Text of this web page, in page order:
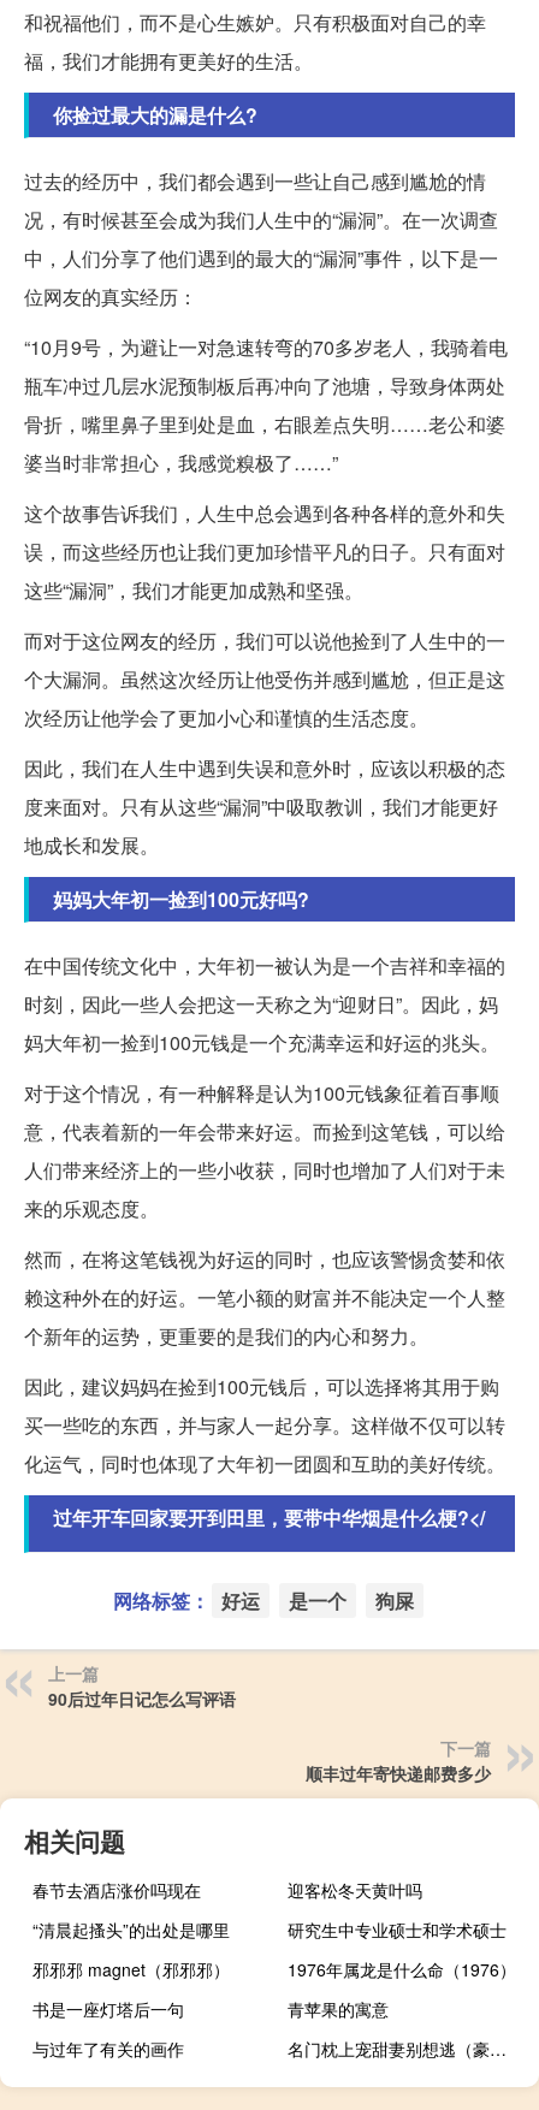
和祝福他们，而不是心生嫉妒。只有积极面对自己的幸
福，我们才能拥有更美好的生活。
你捡过最大的漏是什么?
过去的经历中，我们都会遇到一些让自己感到尴尬的情
况，有时候甚至会成为我们人生中的“漏洞”。在一次调查
中，人们分享了他们遇到的最大的“漏洞”事件，以下是一
位网友的真实经历：
“10月9号，为避让一对急速转弯的70多岁老人，我骑着电
瓶车冲过几层水泥预制板后再冲向了池塘，导致身体两处
骨折，嘴里鼻子里到处是血，右眼差点失明……老公和婆
婆当时非常担心，我感觉糗极了……”
这个故事告诉我们，人生中总会遇到各种各样的意外和失
误，而这些经历也让我们更加珍惜平凡的日子。只有面对
这些“漏洞”，我们才能更加成熟和坚强。
而对于这位网友的经历，我们可以说他捡到了人生中的一
个大漏洞。虽然这次经历让他受伤并感到尴尬，但正是这
次经历让他学会了更加小心和谨慎的生活态度。
因此，我们在人生中遇到失误和意外时，应该以积极的态
度来面对。只有从这些“漏洞”中吸取教训，我们才能更好
地成长和发展。
妈妈大年初一捡到100元好吗?
在中国传统文化中，大年初一被认为是一个吉祥和幸福的
时刻，因此一些人会把这一天称之为“迎财日”。因此，妈
妈大年初一捡到100元钱是一个充满幸运和好运的兆头。
对于这个情况，有一种解释是认为100元钱象征着百事顺
意，代表着新的一年会带来好运。而捡到这笔钱，可以给
人们带来经济上的一些小收获，同时也增加了人们对于未
来的乐观态度。
然而，在将这笔钱视为好运的同时，也应该警惕贪婪和依
赖这种外在的好运。一笔小额的财富并不能决定一个人整
个新年的运势，更重要的是我们的内心和努力。
因此，建议妈妈在捡到100元钱后，可以选择将其用于购
买一些吃的东西，并与家人一起分享。这样做不仅可以转
化运气，同时也体现了大年初一团圆和互助的美好传统。
过年开车回家要开到田里，要带中华烟是什么梗?</
网络标签： 好运 是一个 狗屎
上一篇
90后过年日记怎么写评语
下一篇
顺丰过年寄快递邮费多少
相关问题
春节去酒店涨价吗现在
迎客松冬天黄叶吗
“清晨起搔头”的出处是哪里
研究生中专业硕士和学术硕士
邪邪邪 magnet（邪邪邪）
1976年属龙是什么命（1976）
书是一座灯塔后一句
青苹果的寓意
与过年了有关的画作
名门枕上宠甜妻别想逃（豪门禁宠枕上欢）